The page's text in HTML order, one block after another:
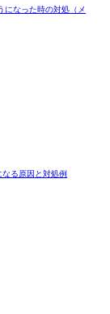
になった時の対処（メ
る原因と対処例